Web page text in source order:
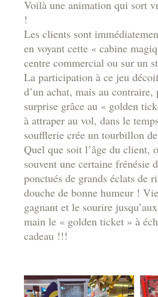
Voilà une animation qui sort
!
Les clients sont
en voyant cette « cabine
centre commercial ou sur un
La participation à ce jeu
d’un achat, mais au contraire,
surprise grâce au « golden
à attraper au vol, dans le
soufflerie crée un tourbillon
Quel que soit l’âge du client,
souvent une certaine frénésie
ponctués de grands éclats de
douche de bonne humeur !
gagnant et le sourire
main le « golden ticket » à
cadeau !!!